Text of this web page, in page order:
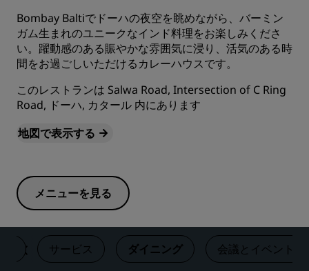
Bombay Baltiでドーハの夜空を眺めながら、バーミン
ガム生まれのユニークなインド料理をお楽しみくださ
い。躍動感のある賑やかな雰囲気に浸り、活気のある時
間をお過ごしいただけるカレーハウスです。
このレストランは Salwa Road, Intersection of C Ring
Road, ドーハ, カタール 内にあります
地図で表示する
メニューを見る
サービス ダイニング ‌会議とイベント